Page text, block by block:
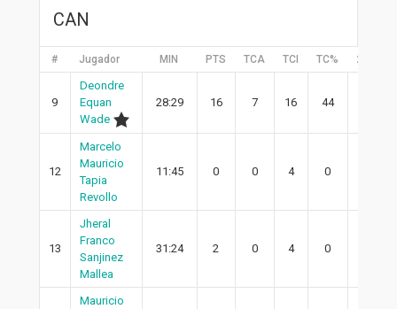
CAN
# Jugador MIN PTS TCA TCI TC% 2PA
9
Deondre
Equan
Wade
28:29 16 7 16 44
12
Marcelo
Mauricio
Tapia
Revollo
11:45 0 0 4 0
13
Jheral
Franco
Sanjinez
Mallea
31:24 2 0 4 0
Mauricio